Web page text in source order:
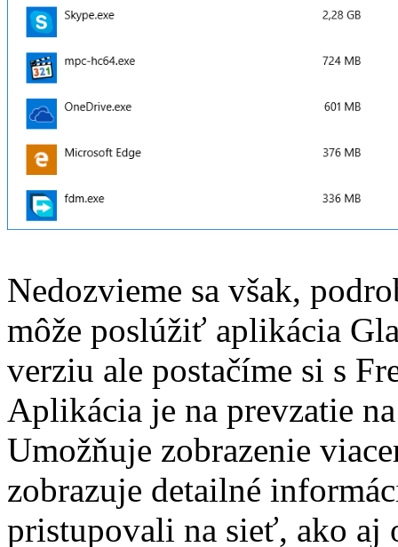
Nedozvieme sa však,
môže poslúžiť aplikácia
verziu ale postačíme si s
Aplikácia je na prevzatie
Umožňuje zobrazenie
zobrazuje detailné
pristupovali na sieť, ako aj